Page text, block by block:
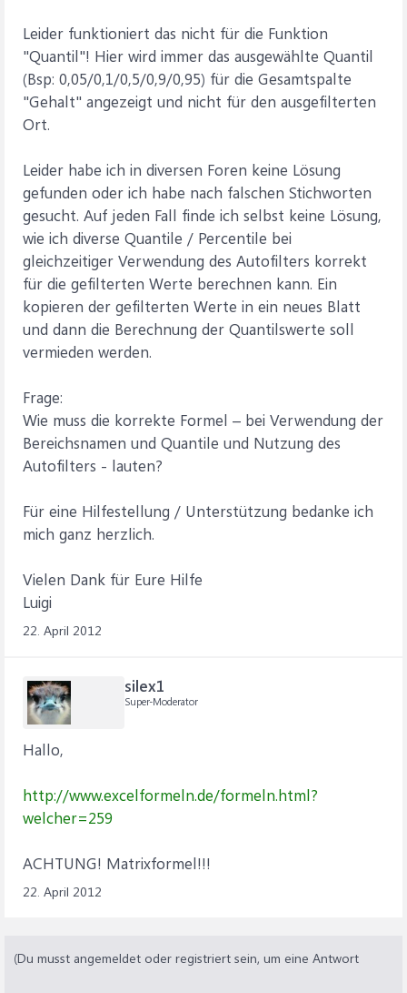
Leider funktioniert das nicht für die Funktion
"Quantil"! Hier wird immer das ausgewählte Quantil
(Bsp: 0,05/0,1/0,5/0,9/0,95) für die Gesamtspalte
"Gehalt" angezeigt und nicht für den ausgefilterten
Ort.
Leider habe ich in diversen Foren keine Lösung
gefunden oder ich habe nach falschen Stichworten
gesucht. Auf jeden Fall finde ich selbst keine Lösung,
wie ich diverse Quantile / Percentile bei
gleichzeitiger Verwendung des Autofilters korrekt
für die gefilterten Werte berechnen kann. Ein
kopieren der gefilterten Werte in ein neues Blatt
und dann die Berechnung der Quantilswerte soll
vermieden werden.
Frage:
Wie muss die korrekte Formel – bei Verwendung der
Bereichsnamen und Quantile und Nutzung des
Autofilters - lauten?
Für eine Hilfestellung / Unterstützung bedanke ich
mich ganz herzlich.
Vielen Dank für Eure Hilfe
Luigi
22. April 2012
silex1
Super-Moderator
Hallo,
http://www.excelformeln.de/formeln.html?
welcher=259
ACHTUNG! Matrixformel!!!
22. April 2012
(Du musst angemeldet oder registriert sein, um eine Antwort